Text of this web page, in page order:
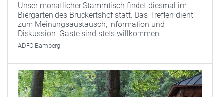
Unser monatlicher Stammtisch findet diesmal im
Biergarten des Bruckertshof statt. Das Treffen dient
zum Meinungsaustausch, Information und
Diskussion. Gäste sind stets willkommen.
ADFC Bamberg